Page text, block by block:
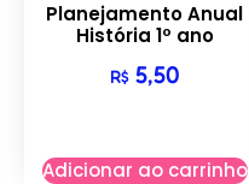
Planejamento Anual
História 1º ano
R$5,50
Adicionar ao carrinho